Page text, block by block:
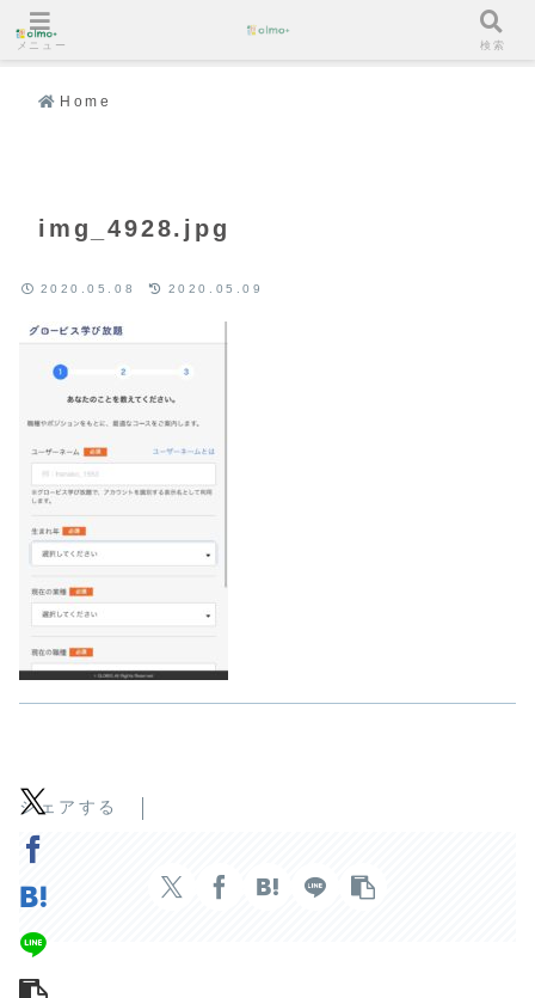
Home
img_4928.jpg
2020.05.08 2020.05.09
シェアする
メニュー 検索